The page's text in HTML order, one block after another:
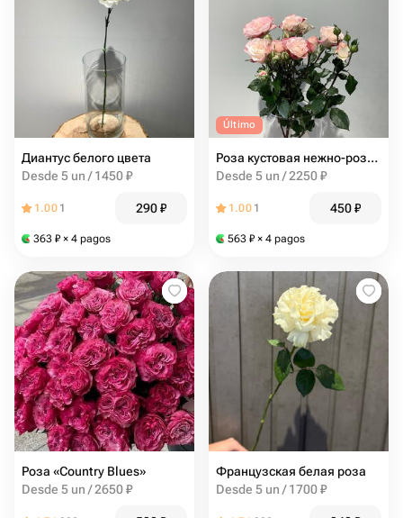
Диантус белого цвета
Desde 5 un / 1450 ₽
1.00 1 290₽
363 ₽ × 4 pagos
Último
Роза кустовая нежно-розового цвета с малиновыми краями
Desde 5 un / 2250 ₽
1.00 1 450₽
563 ₽ × 4 pagos
Роза «Country Blues»
Desde 5 un / 2650 ₽
Французская белая роза
Desde 5 un / 1700 ₽